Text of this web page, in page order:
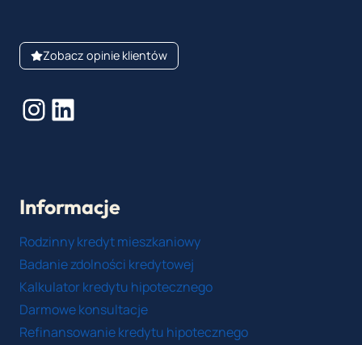
Zobacz opinie klientów
Instagram
LinkedIn
Informacje
Rodzinny kredyt mieszkaniowy
Badanie zdolności kredytowej
Kalkulator kredytu hipotecznego
Darmowe konsultacje
Refinansowanie kredytu hipotecznego